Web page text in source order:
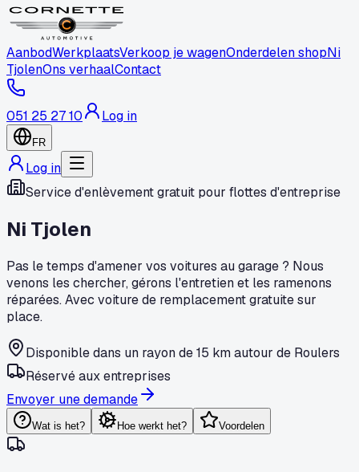
AanbodWerkplaatsVerkoop je wagenOnderdelen shopNi
TjolenOns verhaalContact
051 25 27 10 Log in
FR
Log in
Service d'enlèvement gratuit pour flottes d'entreprise
Ni Tjolen
Pas le temps d'amener vos voitures au garage ? Nous
venons les chercher, gérons l'entretien et les ramenons
réparées. Avec voiture de remplacement gratuite sur
place.
Disponible dans un rayon de 15 km autour de Roulers
Réservé aux entreprises
Envoyer une demande
Wat is het? Hoe werkt het? Voordelen